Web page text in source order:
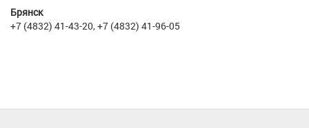
Брянск
+7 (4832) 41-43-20, +7 (4832) 41-96-05